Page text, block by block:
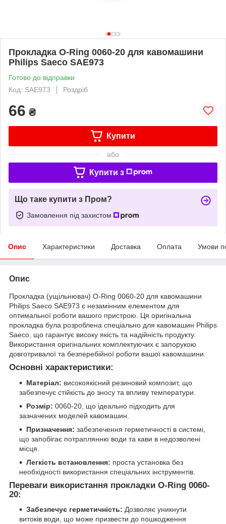
Прокладка O-Ring 0060-20 для кавомашини
Philips Saeco SAE973
Готово до відправки
Код: SAE973
Роздріб
66 ₴
Купити
або
Купити з
Що таке купити з Пром?
Замовлення під захистом
Опис Характеристики Доставка Оплата Умови
Опис
Прокладка (ущільнювач) O-Ring 0060-20 для кавомашини
Philips Saeco SAE973 є незамінним елементом для
оптимальної роботи вашого пристрою. Ця оригінальна
прокладка була розроблена спеціально для кавомашин Philips
Saeco, що гарантує високу якість та надійність продукту.
Використання оригінальних комплектуючих є запорукою
довготривалої та безперебійної роботи вашої кавомашини.
Основні характеристики:
Матеріал: високоякісний резиновий композит, що
забезпечує стійкість до зносу та впливу температури.
Розмір: 0060-20, що ідеально підходить для
зазначених моделей кавомашин.
Призначення: забезпечення герметичності в системі,
що запобігає потраплянню води та кави в недозволені
місця.
Легкість встановлення: проста установка без
необхідності використання спеціальних інструментів.
Переваги використання прокладки O-Ring 0060-
20:
Забезпечує герметичність: Дозволяє уникнути
витоків води, що може призвести до пошкодження